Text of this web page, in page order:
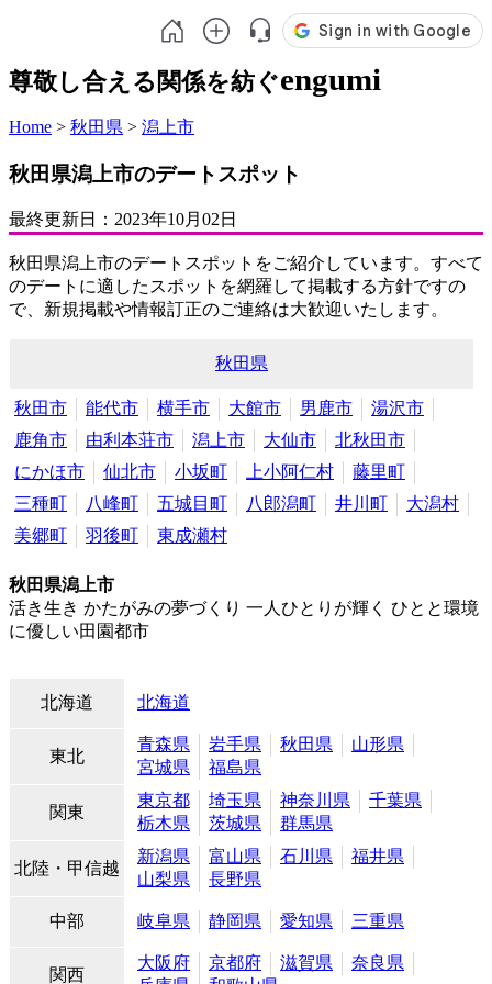
尊敬し合える関係を紡ぐengumi
Home > 秋田県 > 潟上市
秋田県潟上市のデートスポット
最終更新日： 2023年10月02日
秋田県潟上市のデートスポットをご紹介しています。すべて
のデートに適したスポットを網羅して掲載する方針ですの
で、新規掲載や情報訂正のご連絡は大歓迎いたします。
秋田県
秋田市 能代市 横手市 大館市 男鹿市
湯沢市
鹿角市
由利本荘市 潟上市 大仙市
北秋田市
にかほ市
仙北市 小坂町 上小阿仁村
藤里町
三種町
八峰町 五城目町 八郎潟町 井川町
大潟村
美郷町
羽後町 東成瀬村
秋田県潟上市
活き生き かたがみの夢づくり 一人ひとりが輝く ひとと環境
に優しい田園都市
北海道 北海道
東北
青森県 岩手県 秋田県
山形県
宮城県
福島県
関東
東京都 埼玉県 神奈川県
千葉県
栃木県
茨城県 群馬県
北陸・甲信越
新潟県 富山県 石川県
福井県
山梨県
長野県
中部 岐阜県 静岡県 愛知県 三重県
関西
大阪府 京都府 滋賀県
奈良県